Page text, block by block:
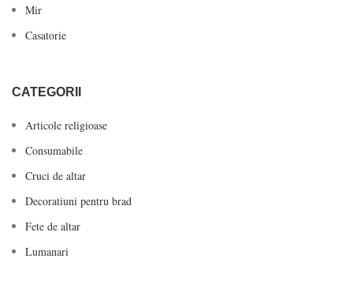
Mir
Casatorie
CATEGORII
Articole religioase
Consumabile
Cruci de altar
Decoratiuni pentru brad
Fete de altar
Lumanari